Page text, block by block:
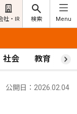
社・IR 検索 Menu
社会 教育 ス
公開日：2026.02.04